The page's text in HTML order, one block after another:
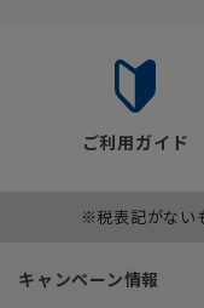
ご利用ガイド
※税表記がない
キャンペーン情報